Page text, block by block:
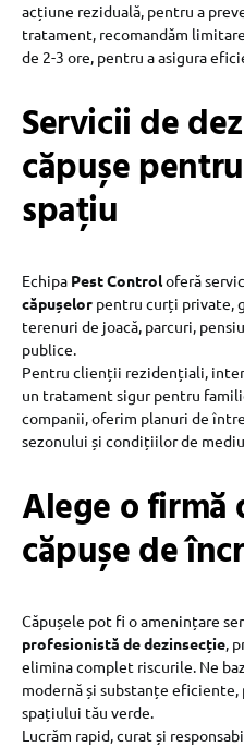
acțiune reziduală, pentru a
tratament, recomandăm
de 2-3 ore, pentru a asigura
Servicii de
căpușe
spațiu
Echipa Pest Controloferă
căpușelor pentru curți private,
terenuri de joacă, parcuri,
publice.
Pentru clienții rezidențiali,
un tratament sigur pentru
companii, oferim planuri de
sezonului și condițiilor de
Alege o firmă
căpușe de
Căpușele pot fi o amenințare
profesionistă de dezinsecție,
elimina complet riscurile. Ne
modernă și substanțe
spațiului tău verde.
Lucrăm rapid, curat și